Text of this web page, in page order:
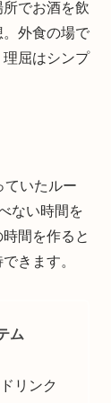
でお酒を飲
外食の場で
屈はシンプ
ていたルー
ない時間を
間を作ると
きます。
ム
リンク